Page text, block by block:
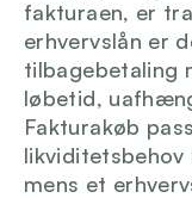
fakturaen, er
erhvervslån er
tilbagebetaling
løbetid,
Fakturakøb
mens et